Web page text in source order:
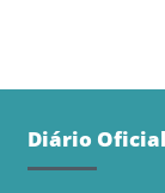
Diário